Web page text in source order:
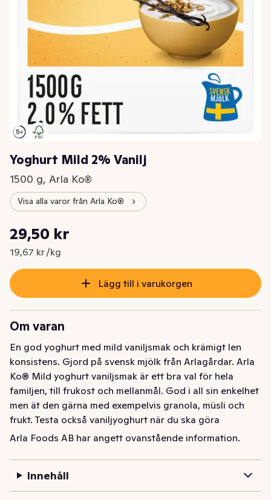
Yoghurt Mild 2% Vanilj
1500 g, Arla Ko®
Visa alla varor från Arla Ko®
Nuvarande pris är: 29,50 kr
29,50 kr
19,67 kr /kg
Styckpris: 19,67 kr /kg
Lägg till i varukorgen
Om varan
En god yoghurt med mild vaniljsmak och krämigt len
konsistens. Gjord på svensk mjölk från Arlagårdar. Arla
Ko® Mild yoghurt vaniljsmak är ett bra val för hela
familjen, till frukost och mellanmål. God i all sin enkelhet
men ät den gärna med exempelvis granola, müsli och
frukt. Testa också vaniljyoghurt när du ska göra
smoothies. Varumärket Arla Ko garanterar att
konsistens. Gjord på svensk mjölk från Arlagårdar. Arla
Arla Foods AB har angett ovanstående information.
Innehåll